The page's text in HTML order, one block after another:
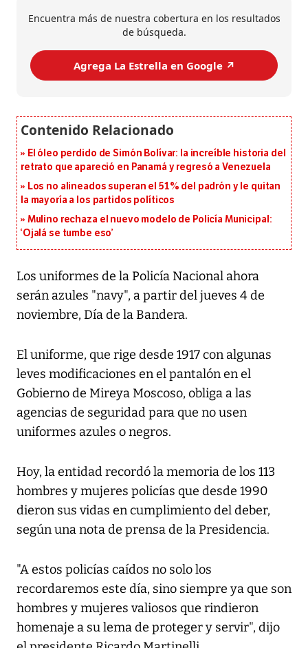
Encuentra más de nuestra cobertura en los resultados
de búsqueda.
Agrega La Estrella en Google ↗️
El óleo perdido de Simón Bolívar: la increíble historia del
retrato que apareció en Panamá y regresó a Venezuela
Los no alineados superan el 51% del padrón y le quitan
la mayoría a los partidos políticos
Mulino rechaza el nuevo modelo de Policía Municipal:
‘Ojalá se tumbe eso’
Los uniformes de la Policía Nacional ahora
serán azules "navy", a partir del jueves 4 de
noviembre, Día de la Bandera.
El uniforme, que rige desde 1917 con algunas
leves modificaciones en el pantalón en el
Gobierno de Mireya Moscoso, obliga a las
agencias de seguridad para que no usen
uniformes azules o negros.
Hoy, la entidad recordó la memoria de los 113
hombres y mujeres policías que desde 1990
dieron sus vidas en cumplimiento del deber,
según una nota de prensa de la Presidencia.
"A estos policías caídos no solo los
recordaremos este día, sino siempre ya que son
hombres y mujeres valiosos que rindieron
homenaje a su lema de proteger y servir", dijo